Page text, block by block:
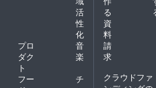
活
性
化
プロ
ダク
ト
音
楽
フー
チ
る
資
料
請
求
クラウドファ